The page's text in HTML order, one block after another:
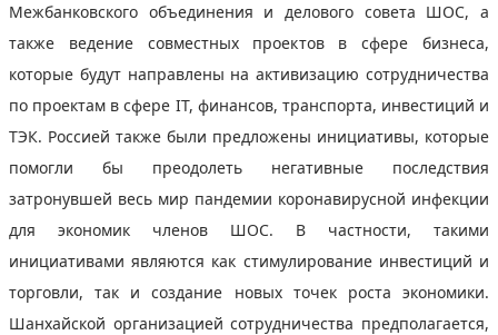
Межбанковского объединения и делового совета ШОС, а
также ведение совместных проектов в сфере бизнеса,
которые будут направлены на активизацию сотрудничества
по проектам в сфере IT, финансов, транспорта, инвестиций и
ТЭК. Россией также были предложены инициативы, которые
помогли бы преодолеть негативные последствия
затронувшей весь мир пандемии коронавирусной инфекции
для экономик членов ШОС. В частности, такими
инициативами являются как стимулирование инвестиций и
торговли, так и создание новых точек роста экономики.
Шанхайской организацией сотрудничества предполагается,